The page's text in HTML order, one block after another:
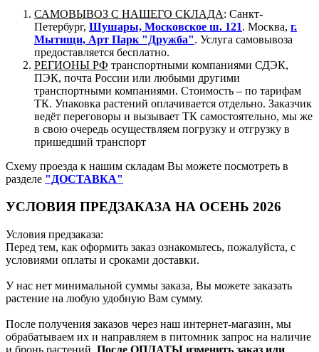
САМОВЫВОЗ С НАШЕГО СКЛАДА: Санкт-
Петербург, Шушары, Московское ш. 121. Москва, г.
Мытищи, Арт Парк "Дружба". Услуга самовывоза
предоставляется бесплатно.
РЕГИОНЫ РФ транспортными компаниями СДЭК,
ПЭК, почта России или любыми другими
транспортными компаниями. Стоимость – по тарифам
ТК. Упаковка растений оплачивается отдельно. Заказчик
ведёт переговоры и вызывает ТК самостоятельно, мы же
в свою очередь осуществляем погрузку и отгрузку в
пришедший транспорт
Схему проезда к нашим складам Вы можете посмотреть в
разделе "ДОСТАВКА"
УСЛОВИЯ ПРЕДЗАКАЗА НА ОСЕНЬ 2026
Условия предзаказа:
Перед тем, как оформить заказ ознакомьтесь, пожалуйста, с
условиями оплаты и сроками доставки.
У нас нет минимальной суммы заказа, Вы можете заказать
растение на любую удобную Вам сумму.
После получения заказов через наш интернет-магазин, мы
обрабатываем их и направляем в питомник запрос на наличие
и бронь растений. После ОПЛАТЫ изменить заказ или